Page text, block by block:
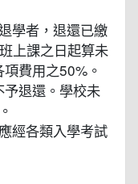
學者，退還已繳
上課之日起算未
費用之50%。
退還。學校未
經各類入學考試